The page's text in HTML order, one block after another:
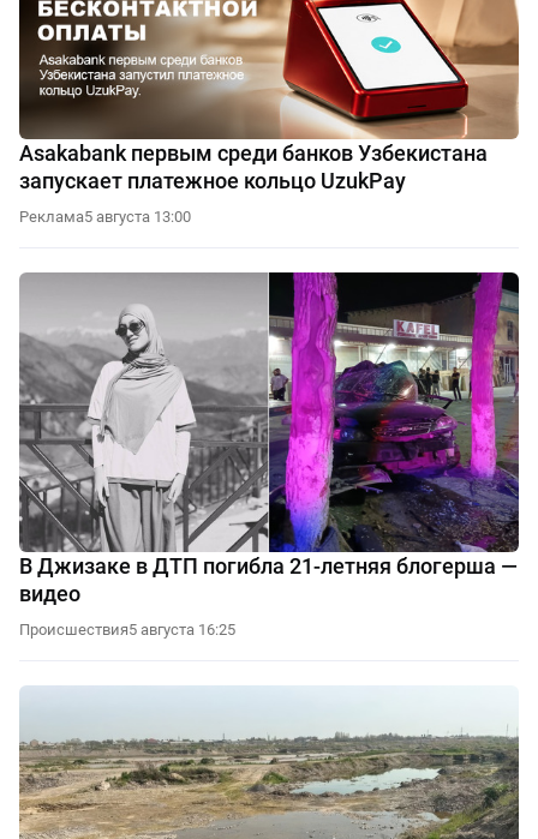
Asakabank первым среди банков Узбекистана
запускает платежное кольцо UzukPay
Реклама5 августа 13:00
В Джизаке в ДТП погибла 21-летняя блогерша —
видео
Происшествия5 августа 16:25